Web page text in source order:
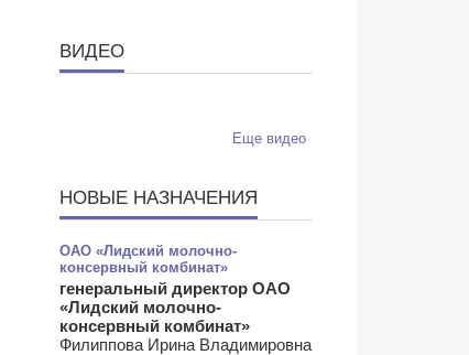
ВИДЕО
Еще видео
НОВЫЕ НАЗНАЧЕНИЯ
ОАО «Лидский молочно-
консервный комбинат»
генеральный директор ОАО
«Лидский молочно-
консервный комбинат»
Филиппова Ирина Владимировна